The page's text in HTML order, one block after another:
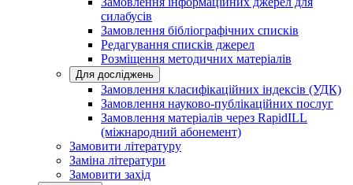
силабусів
Замовлення бібліографічних списків
Редагування списків джерел
Розміщення методичних матеріалів
Для досліджень
Замовлення класифікаційних індексів (УДК)
Замовлення науково-публікаційних послуг
Замовлення матеріалів через RapidILL
(міжнародний абонемент)
Замовити літературу
Заміна літератури
Замовити захід